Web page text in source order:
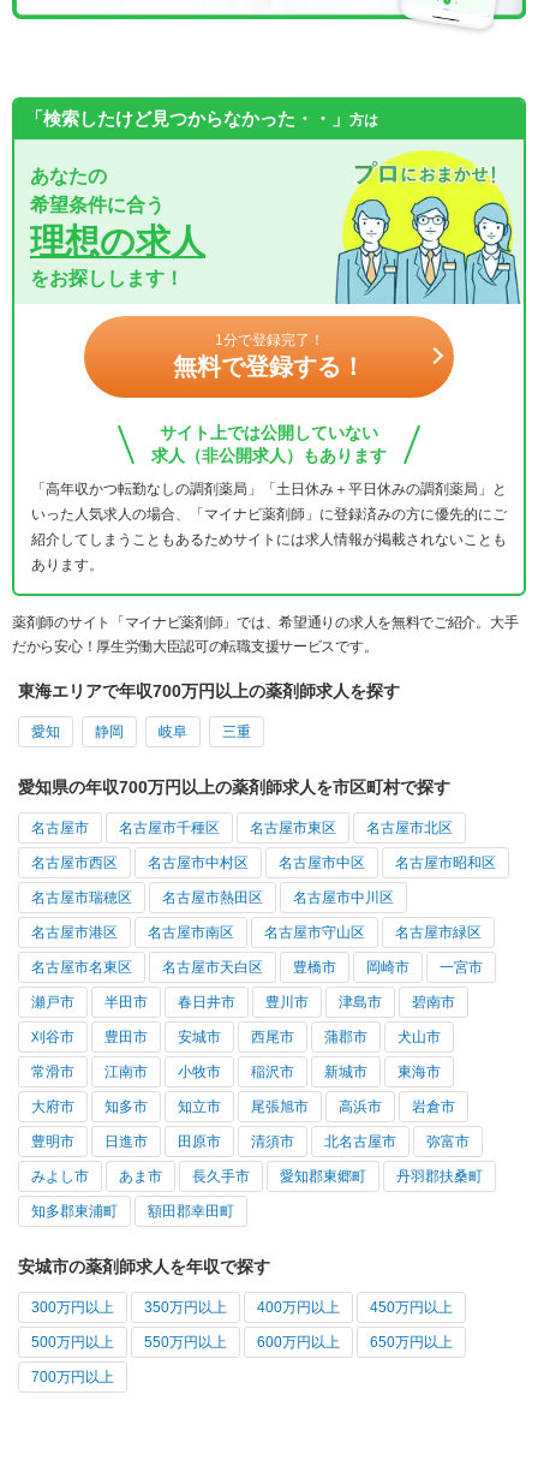
「検索したけど見つからなかった・・」 方は
あなたの
希望条件に合う
理想の求人
をお探しします！
1分で登録完了！
無料で登録する！
サイト上では公開していない
求人（非公開求人）もあります
「高年収かつ転勤なしの調剤薬局」「土日休み＋平日休みの調剤薬局」と
いった人気求人の場合、「マイナビ薬剤師」に登録済みの方に優先的にご
紹介してしまうこともあるためサイトには求人情報が掲載されないことも
あります。
薬剤師のサイト「マイナビ薬剤師」では、希望通りの求人を無料でご紹介。大手
だから安心！厚生労働大臣認可の転職支援サービスです。
東海エリアで年収700万円以上の薬剤師求人を探す
愛知 静岡 岐阜 三重
愛知県の年収700万円以上の薬剤師求人を市区町村で探す
名古屋市 名古屋市千種区 名古屋市東区 名古屋市北区
名古屋市西区 名古屋市中村区 名古屋市中区 名古屋市昭和区
名古屋市瑞穂区 名古屋市熱田区 名古屋市中川区
名古屋市港区 名古屋市南区 名古屋市守山区 名古屋市緑区
名古屋市名東区 名古屋市天白区 豊橋市 岡崎市 一宮市
瀬戸市 半田市 春日井市 豊川市 津島市 碧南市
刈谷市 豊田市 安城市 西尾市 蒲郡市 犬山市
常滑市 江南市 小牧市 稲沢市 新城市 東海市
大府市 知多市 知立市 尾張旭市 高浜市 岩倉市
豊明市 日進市 田原市 清須市 北名古屋市 弥富市
みよし市 あま市 長久手市 愛知郡東郷町 丹羽郡扶桑町
知多郡東浦町 額田郡幸田町
安城市の薬剤師求人を年収で探す
300万円以上 350万円以上 400万円以上 450万円以上
500万円以上 550万円以上 600万円以上 650万円以上
700万円以上